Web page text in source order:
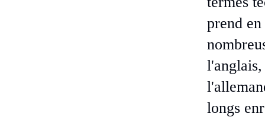
prend
longs